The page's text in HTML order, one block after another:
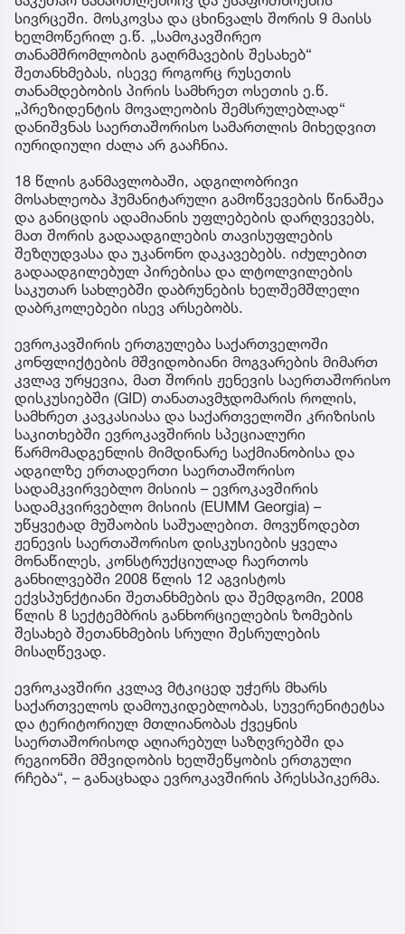
სივრცეში. მოსკოვსა და ცხინვალს შორის 9 მაისს
ხელმოწერილ ე.წ. „სამოკავშირეო
თანამშრომლობის გაღრმავების შესახებ“
შეთანხმებას, ისევე როგორც რუსეთის
თანამდებობის პირის სამხრეთ ოსეთის ე.წ.
„პრეზიდენტის მოვალეობის შემსრულებლად“
დანიშვნას საერთაშორისო სამართლის მიხედვით
იურიდიული ძალა არ გააჩნია.
18 წლის განმავლობაში, ადგილობრივი
მოსახლეობა ჰუმანიტარული გამოწვევების წინაშეა
და განიცდის ადამიანის უფლებების დარღვევებს,
მათ შორის გადაადგილების თავისუფლების
შეზღუდვასა და უკანონო დაკავებებს. იძულებით
გადაადგილებულ პირებისა და ლტოლვილების
საკუთარ სახლებში დაბრუნების ხელშემშლელი
დაბრკოლებები ისევ არსებობს.
ევროკავშირის ერთგულება საქართველოში
კონფლიქტების მშვიდობიანი მოგვარების მიმართ
კვლავ ურყევია, მათ შორის ჟენევის საერთაშორისო
დისკუსიებში (GID) თანათავმჯდომარის როლის,
სამხრეთ კავკასიასა და საქართველოში კრიზისის
საკითხებში ევროკავშირის სპეციალური
წარმომადგენლის მიმდინარე საქმიანობისა და
ადგილზე ერთადერთი საერთაშორისო
სადამკვირვებლო მისიის – ევროკავშირის
სადამკვირვებლო მისიის (EUMM Georgia) –
უწყვეტად მუშაობის საშუალებით. მოვუწოდებთ
ჟენევის საერთაშორისო დისკუსიების ყველა
მონაწილეს, კონსტრუქციულად ჩაერთოს
განხილვებში 2008 წლის 12 აგვისტოს
ექვსპუნქტიანი შეთანხმების და შემდგომი, 2008
წლის 8 სექტემბრის განხორციელების ზომების
შესახებ შეთანხმების სრული შესრულების
მისაღწევად.
ევროკავშირი კვლავ მტკიცედ უჭერს მხარს
საქართველოს დამოუკიდებლობას, სუვერენიტეტსა
და ტერიტორიულ მთლიანობას ქვეყნის
საერთაშორისოდ აღიარებულ საზღვრებში და
რეგიონში მშვიდობის ხელშეწყობის ერთგული
რჩება“, – განაცხადა ევროკავშირის პრესსპიკერმა.